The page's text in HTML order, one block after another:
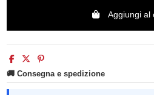
Aggiungi al
🚚 Consegna e spedizione